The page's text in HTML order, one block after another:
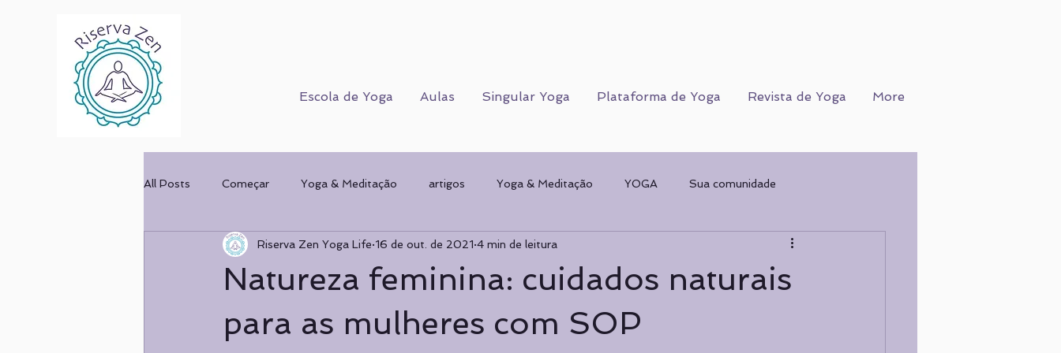
Escola de Yoga Aulas Singular Yoga Plataforma de Yoga Revista de Yoga More
All Posts Começar Yoga & Meditação artigos Yoga & Meditação YOGA Sua comunidade
Corpo Humano Cursos Corpo Humano CORPO FÍSICO WORKSHOPS
COMPORTAMENTAL Psicologia Psicologia
Natureza feminina: cuidados naturais
para as mulheres com SOP
Riserva Zen Yoga Life 16 de out. de 2021 4 min de leitura